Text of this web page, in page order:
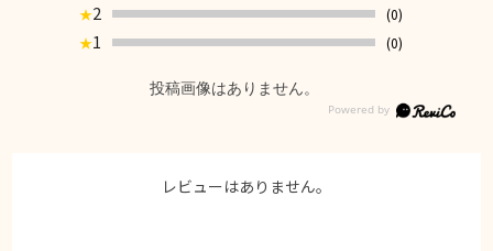
★2
(0)
★1 (0)
投稿画像はありません。
レビューはありません。